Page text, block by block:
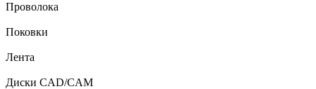
Проволока
Поковки
Лента
Диски CAD/CAM